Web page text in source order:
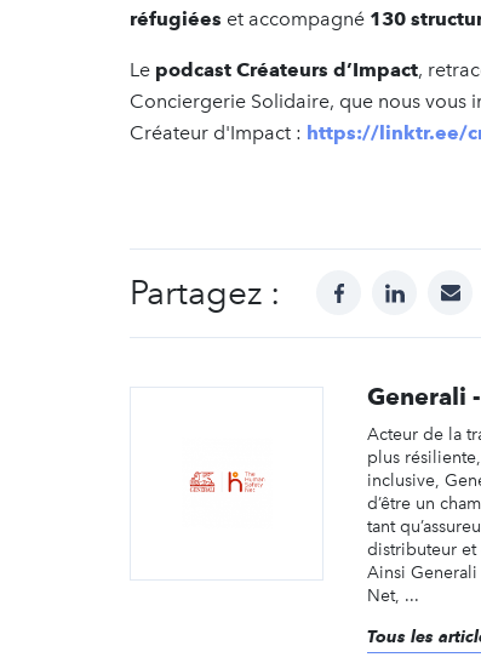
réfugiées et accompagné 130
Le podcast Créateurs d’Impact,
Conciergerie Solidaire, que nous vous
Créateur d'Impact : https://linktr.ee/
Partagez : facebooklinkedinmail
Generali
Acteur de la
plus
inclusive,
d’être un
tant
distributeur et
Ainsi Generali
Net, ...
Tous les